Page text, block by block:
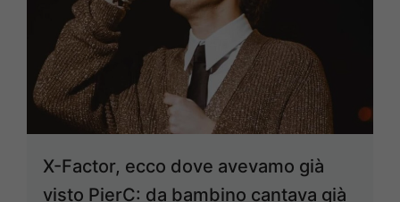
X-Factor, ecco dove avevamo già
visto PierC: da bambino cantava già